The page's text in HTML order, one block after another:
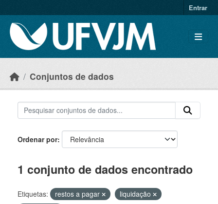
Entrar
Conjuntos de dados
Ordenar por
1 conjunto de dados encontrado
Etiquetas: restos a pagar
liquidação